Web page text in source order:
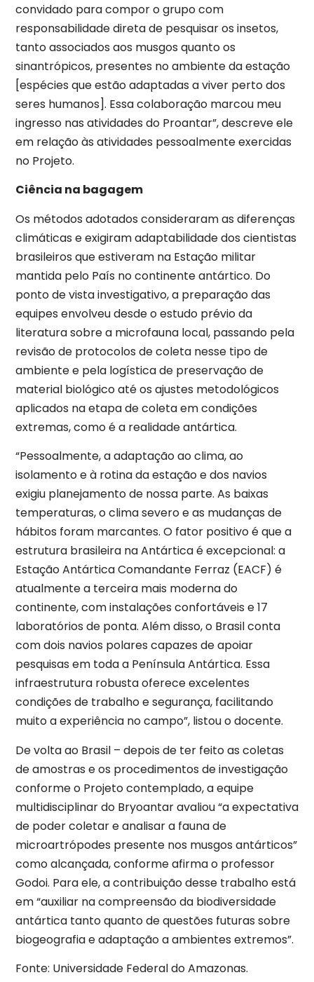
convidado para compor o grupo com
responsabilidade direta de pesquisar os insetos,
tanto associados aos musgos quanto os
sinantrópicos, presentes no ambiente da estação
[espécies que estão adaptadas a viver perto dos
seres humanos]. Essa colaboração marcou meu
ingresso nas atividades do Proantar”, descreve ele
em relação às atividades pessoalmente exercidas
no Projeto.
Ciência na bagagem
Os métodos adotados consideraram as diferenças
climáticas e exigiram adaptabilidade dos cientistas
brasileiros que estiveram na Estação militar
mantida pelo País no continente antártico. Do
ponto de vista investigativo, a preparação das
equipes envolveu desde o estudo prévio da
literatura sobre a microfauna local, passando pela
revisão de protocolos de coleta nesse tipo de
ambiente e pela logística de preservação de
material biológico até os ajustes metodológicos
aplicados na etapa de coleta em condições
extremas, como é a realidade antártica.
“Pessoalmente, a adaptação ao clima, ao
isolamento e à rotina da estação e dos navios
exigiu planejamento de nossa parte. As baixas
temperaturas, o clima severo e as mudanças de
hábitos foram marcantes. O fator positivo é que a
estrutura brasileira na Antártica é excepcional: a
Estação Antártica Comandante Ferraz (EACF) é
atualmente a terceira mais moderna do
continente, com instalações confortáveis e 17
laboratórios de ponta. Além disso, o Brasil conta
com dois navios polares capazes de apoiar
pesquisas em toda a Península Antártica. Essa
infraestrutura robusta oferece excelentes
condições de trabalho e segurança, facilitando
muito a experiência no campo”, listou o docente.
De volta ao Brasil – depois de ter feito as coletas
de amostras e os procedimentos de investigação
conforme o Projeto contemplado, a equipe
multidisciplinar do Bryoantar avaliou “a expectativa
de poder coletar e analisar a fauna de
microartrópodes presente nos musgos antárticos”
como alcançada, conforme afirma o professor
Godoi. Para ele, a contribuição desse trabalho está
em “auxiliar na compreensão da biodiversidade
antártica tanto quanto de questões futuras sobre
biogeografia e adaptação a ambientes extremos”.
Fonte: Universidade Federal do Amazonas.